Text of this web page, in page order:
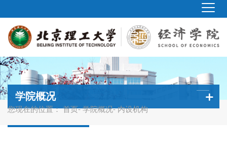
您现在的位置：首页-学院概况- 内设机构
学院概况